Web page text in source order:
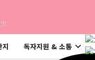
지 독자지원 & 소통